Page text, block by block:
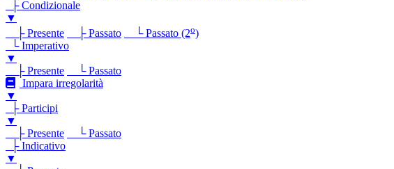
├ Condizionale
▼
├ Presente
├ Passato └ Passato (2o)
└ Imperativo
▼
├ Presente
└ Passato
Impara irregolarità
▼
├ Participi
▼
├ Presente
└ Passato
├ Indicativo
▼